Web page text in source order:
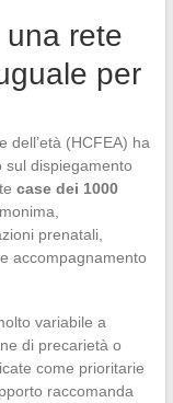
rete
per
dell’età (HCFEA) ha
sul dispiegamento
case dei 1000
prenatali,
accompagnamento
variabile a
di precarietà o
come prioritarie
raccomanda